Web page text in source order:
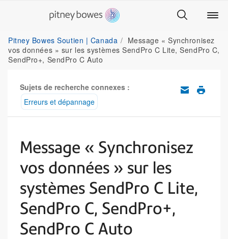
Pitney Bowes Soutien | Canada
Message « Synchronisez
vos données » sur les systèmes SendPro C Lite, SendPro C,
SendPro+, SendPro C Auto
Sujets de recherche connexes :
Erreurs et dépannage
Message « Synchronisez
vos données » sur les
systèmes SendPro C Lite,
SendPro C, SendPro+,
SendPro C Auto